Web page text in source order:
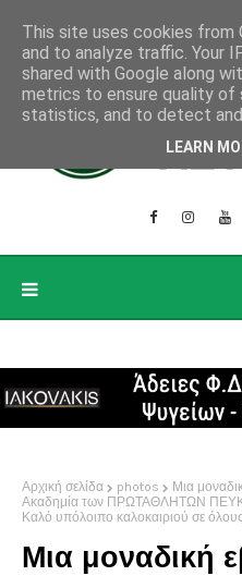
Αρχική σελίδα photos
Μια
Ακαδημία των ΠΡΩΤΑΘΛΗΤΩΝ
Καλό υπόλοιπο καλοκαιριού σε
Μια μοναδική
This site uses cookies
and to analyze traffic. Your
shared with Google along
metrics to ensure quality of
statistics, and to detect and
LEARN